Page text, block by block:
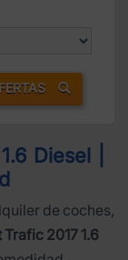
Diesel |
de coches,
Trafic 2017 1.6